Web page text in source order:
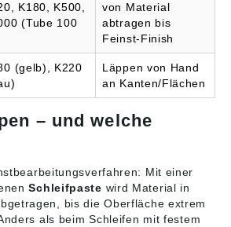
K180, K500,
(Tube 100
von Material
abtragen bis
Feinst-Finish
(gelb), K220
Läppen von Hand
an Kanten/Flächen
– und welche
Mit einer
Schleifpaste wird Material in
bis die Oberfläche extrem
als beim Schleifen mit festem